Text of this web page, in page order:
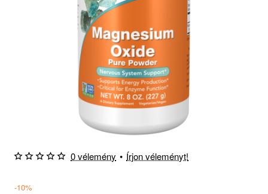
Készlethiány 0 vélemény • Írjon véleményt!
-10%